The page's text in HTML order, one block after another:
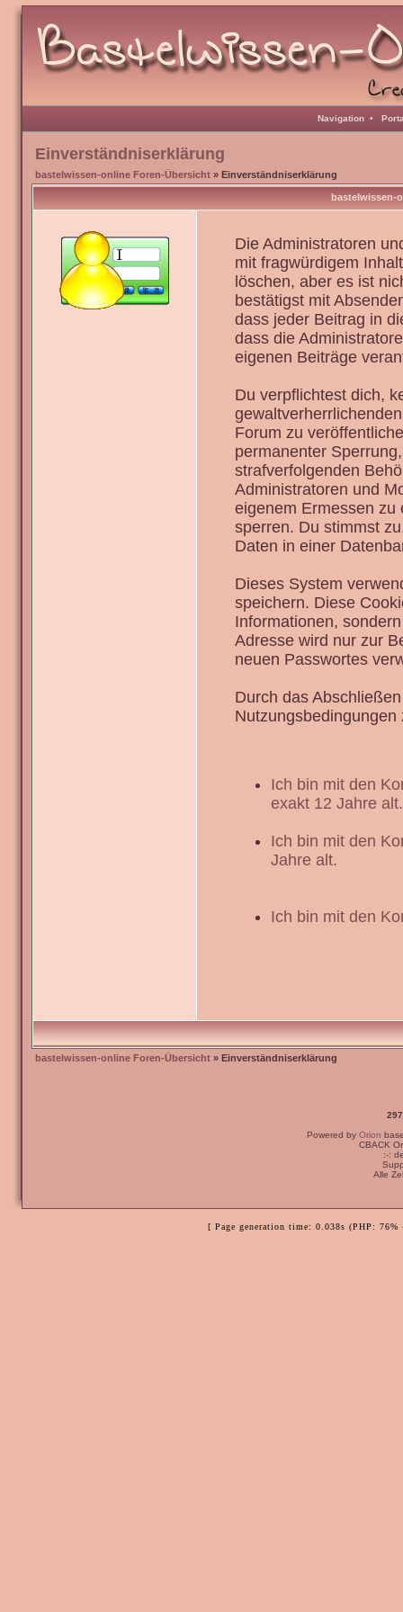
Navigation •
Einverständniserklärung
bastelwissen-online Foren-Übersicht » Einverständniserklärung
bastelwissen-
Die Administratoren
mit fragwürdigem
löschen, aber es ist
bestätigst mit
dass jeder Beitrag in
dass die
eigenen Beiträge
Du verpflichtest dich,
Forum zu
permanenter
strafverfolgenden
Administratoren und
eigenem Ermessen zu
sperren. Du stimmst
Daten in einer
Dieses System
speichern. Diese
Informationen,
Adresse wird nur zur
neuen Passwortes
Durch das
Nutzungsbedingungen
Ich bin mit den
exakt 12 Jahre alt.
Ich bin mit den
Jahre alt.
Ich bin mit den
bastelwissen-online Foren-Übersicht » Einverständniserklärung
Powered by Orion
CBACK
:-:
Alle
[ Page generation time: 0.038s (PHP: